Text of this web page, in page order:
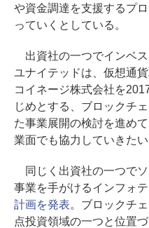
や資金調達を支援するプ
っていくとしている。
出資社の一つでインベ
ユナイテッドは、仮想通
コイネージ株式会社を
じめとする、ブロックチ
た事業展開の検討を進め
業面でも協力していきたい
同じく出資社の一つで
事業を手がけるインフォ
計画を発表。ブロックチ
点投資領域の一つと位置